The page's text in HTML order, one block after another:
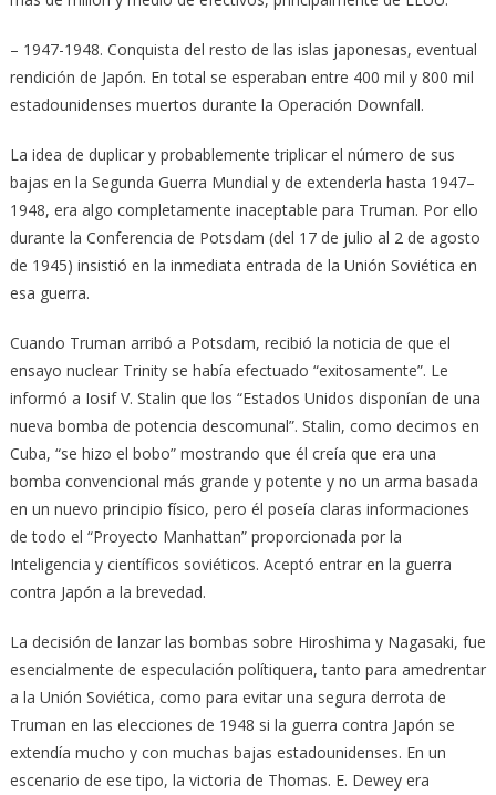
– 1947-1948. Conquista del resto de las islas japonesas, eventual
rendición de Japón. En total se esperaban entre 400 mil y 800 mil
estadounidenses muertos durante la Operación Downfall.
La idea de duplicar y probablemente triplicar el número de sus
bajas en la Segunda Guerra Mundial y de extenderla hasta 1947–
1948, era algo completamente inaceptable para Truman. Por ello
durante la Conferencia de Potsdam (del 17 de julio al 2 de agosto
de 1945) insistió en la inmediata entrada de la Unión Soviética en
esa guerra.
Cuando Truman arribó a Potsdam, recibió la noticia de que el
ensayo nuclear Trinity se había efectuado “exitosamente”. Le
informó a Iosif V. Stalin que los “Estados Unidos disponían de una
nueva bomba de potencia descomunal”. Stalin, como decimos en
Cuba, “se hizo el bobo” mostrando que él creía que era una
bomba convencional más grande y potente y no un arma basada
en un nuevo principio físico, pero él poseía claras informaciones
de todo el “Proyecto Manhattan” proporcionada por la
Inteligencia y científicos soviéticos. Aceptó entrar en la guerra
contra Japón a la brevedad.
La decisión de lanzar las bombas sobre Hiroshima y Nagasaki, fue
esencialmente de especulación polítiquera, tanto para amedrentar
a la Unión Soviética, como para evitar una segura derrota de
Truman en las elecciones de 1948 si la guerra contra Japón se
extendía mucho y con muchas bajas estadounidenses. En un
escenario de ese tipo, la victoria de Thomas. E. Dewey era